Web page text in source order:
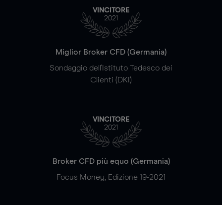
VINCITORE
2021
Miglior Broker CFD (Germania)
Sondaggio dell'Istituto Tedesco dei
Clienti (DKI)
VINCITORE
2021
Broker CFD più equo (Germania)
Focus Money, Edizione 19-2021